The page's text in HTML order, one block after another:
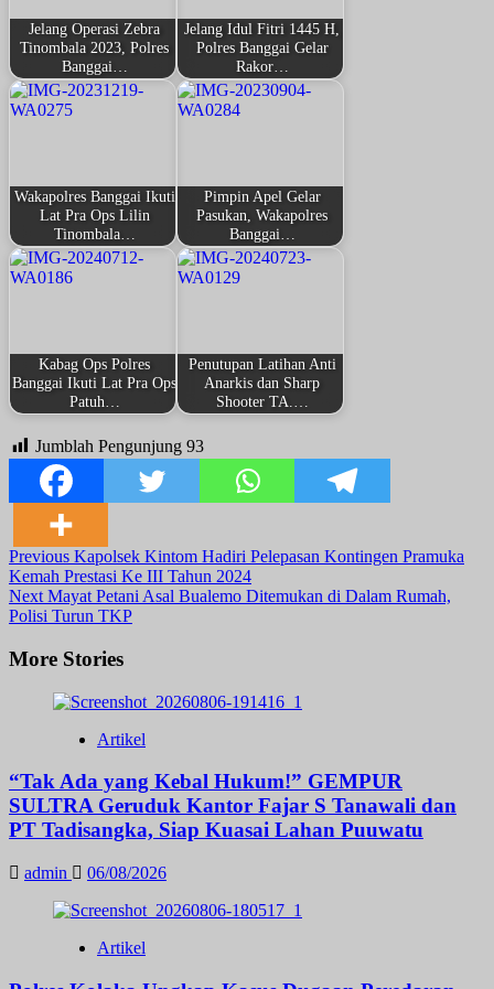
Jelang Operasi Zebra
Tinombala 2023, Polres
Banggai…
Jelang Idul Fitri 1445 H,
Polres Banggai Gelar
Rakor…
Wakapolres Banggai Ikuti
Lat Pra Ops Lilin
Tinombala…
Pimpin Apel Gelar
Pasukan, Wakapolres
Banggai…
Kabag Ops Polres
Banggai Ikuti Lat Pra Ops
Patuh…
Penutupan Latihan Anti
Anarkis dan Sharp
Shooter TA.…
Jumblah Pengunjung 93
Post
Navigation
Previous Kapolsek Kintom Hadiri Pelepasan Kontingen Pramuka
Kemah Prestasi Ke III Tahun 2024
Next Mayat Petani Asal Bualemo Ditemukan di Dalam Rumah,
Polisi Turun TKP
More Stories
Artikel
“Tak Ada yang Kebal Hukum!” GEMPUR
SULTRA Geruduk Kantor Fajar S Tanawali dan
PT Tadisangka, Siap Kuasai Lahan Puuwatu
admin 06/08/2026
Artikel